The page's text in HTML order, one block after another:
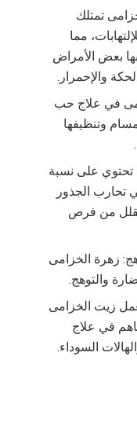
تمتلك
مما
بعض الأمراض
والإحمرار.
في علاج حب
وتنظيفها
تحتوي على نسبة
تحارب الجذور
يقلل من فرص
زهرة الخزامى
والتوهج.
زيت الخزامى
في علاج
السوداء.